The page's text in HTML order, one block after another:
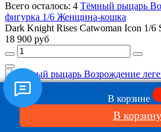
Всего осталось: 4 Тёмный рыцарь
фигурка 1/6 Женщина-кошка
Dark Knight Rises Catwoman Icon 1/6
18 900 руб
Всего осталось: 2Темный рыцарь
фигурка 1/6 Женщина-кошка
The Dark Knight Rises Catwoman
В корзине
В корзину